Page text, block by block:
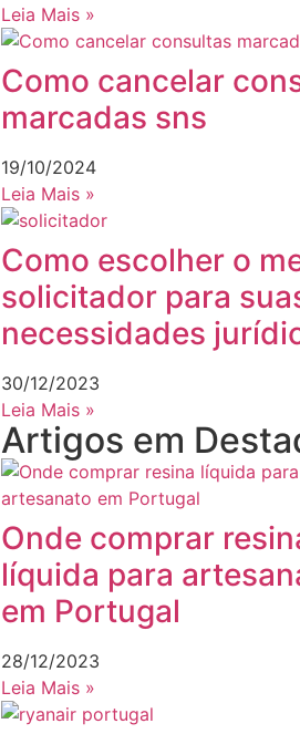
Leia Mais »
Como cancelar
marcadas sns
19/10/2024
Leia Mais »
Como escolher o
solicitador para
necessidades
30/12/2023
Leia Mais »
Artigos em
Onde comprar
líquida para
em Portugal
28/12/2023
Leia Mais »